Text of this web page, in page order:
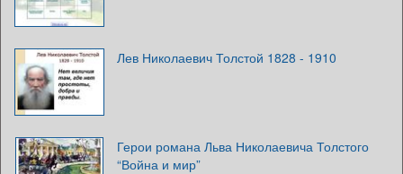
Лев Николаевич Толстой 1828 - 1910
Герои романа Льва Николаевича Толстого
“Война и мир”